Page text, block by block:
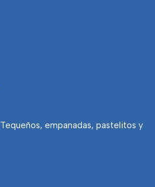
Tequeños, empanadas, pastelitos y